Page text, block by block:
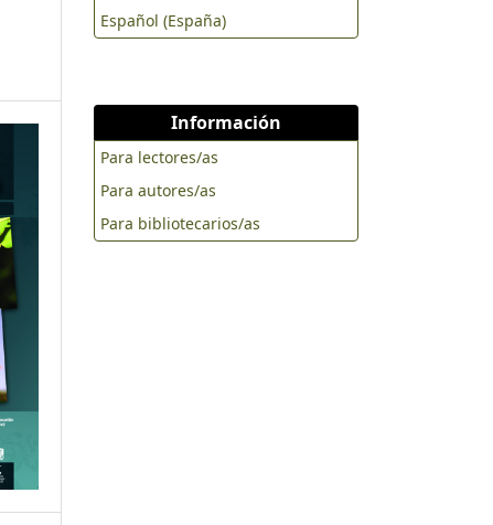
Español (España)
Información
Para lectores/as
Para autores/as
Para bibliotecarios/as